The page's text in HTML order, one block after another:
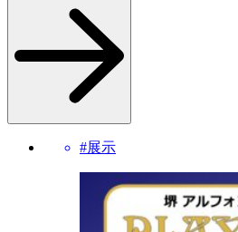
#展示